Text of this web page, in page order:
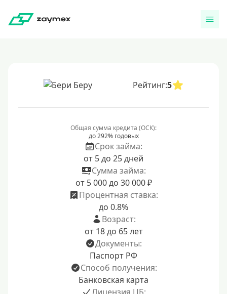
Рейтинг:5
Общая сумма кредита (ОСК):
до 292% годовых
Срок займа:
от 5 до 25 дней
Сумма займа:
от 5 000 до 30 000 ₽
Процентная ставка:
до 0.8%
Возраст:
от 18 до 65 лет
Документы:
Паспорт РФ
Способ получения:
Банковская карта